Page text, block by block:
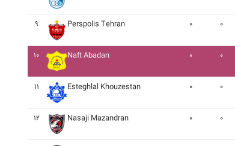
۹ Perspolis Tehran ۰ ۰
۱۰ Naft Abadan ۰ ۰
۱۱ Esteghlal Khouzestan ۰ ۰
۱۲ Nasaji Mazandran ۰ ۰